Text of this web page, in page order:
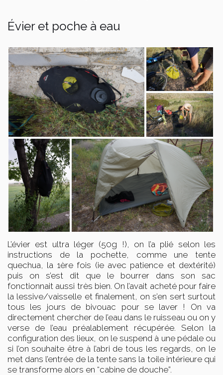
Évier et poche à eau
L’évier est ultra léger (50g !), on l’a plié selon les
instructions de la pochette, comme une tente
quechua, la 1ère fois (ie avec patience et dextérité)
puis on s’est dit que le bourrer dans son sac
fonctionnait aussi très bien. On l’avait acheté pour faire
la lessive/vaisselle et finalement, on s’en sert surtout
tous les jours de bivouac pour se laver ! On va
directement chercher de l’eau dans le ruisseau ou on y
verse de l’eau préalablement récupérée. Selon la
configuration des lieux, on le suspend à une pédale ou
si l’on souhaite être à l’abri de tous les regards, on le
met dans l’entrée de la tente sans la toile intérieure qui
se transforme alors en “cabine de douche”.